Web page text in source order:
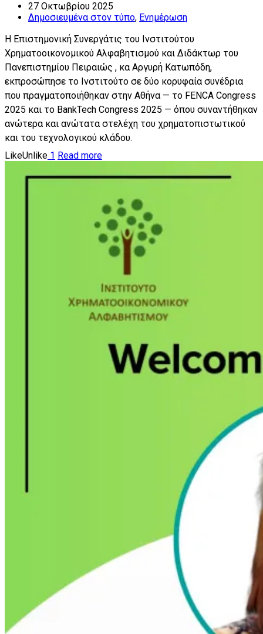
27 Οκτωβρίου 2025
Δημοσιευμένα στον τύπο, Ενημέρωση
Η Επιστημονική Συνεργάτις του Ινστιτούτου
Χρηματοοικονομικού Αλφαβητισμού και Διδάκτωρ του
Πανεπιστημίου Πειραιώς , κα Αργυρή Κατωπόδη,
εκπροσώπησε το Ινστιτούτο σε δύο κορυφαία συνέδρια
που πραγματοποιήθηκαν στην Αθήνα — το FENCA Congress
2025 και το BankTech Congress 2025 — όπου συναντήθηκαν
ανώτερα και ανώτατα στελέχη του χρηματοπιστωτικού
και του τεχνολογικού κλάδου.
LikeUnlike 1 Read more